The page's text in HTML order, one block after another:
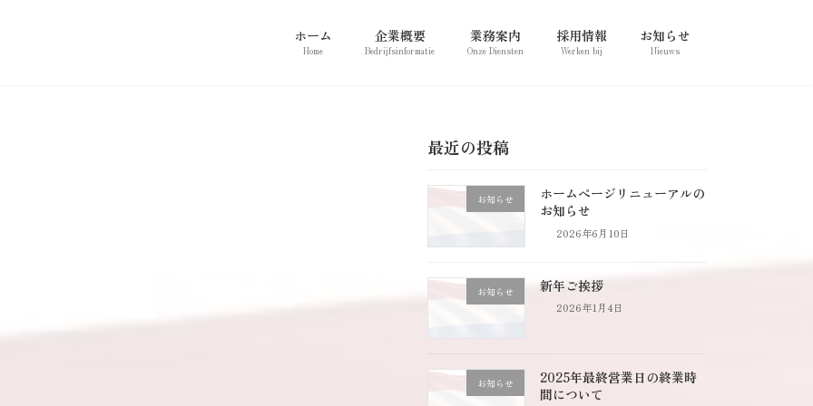
ホーム
Home
企業概要
Bedrijfsinformatie
業務案内
Onze Diensten
採用情報
Werken bij
お知らせ
Nieuws
最近の投稿
お知らせ
ホームページリニューアルの
お知らせ
2026年6月10日
お知らせ 新年ご挨拶
2026年1月4日
お知らせ
2025年最終営業日の終業時
間について